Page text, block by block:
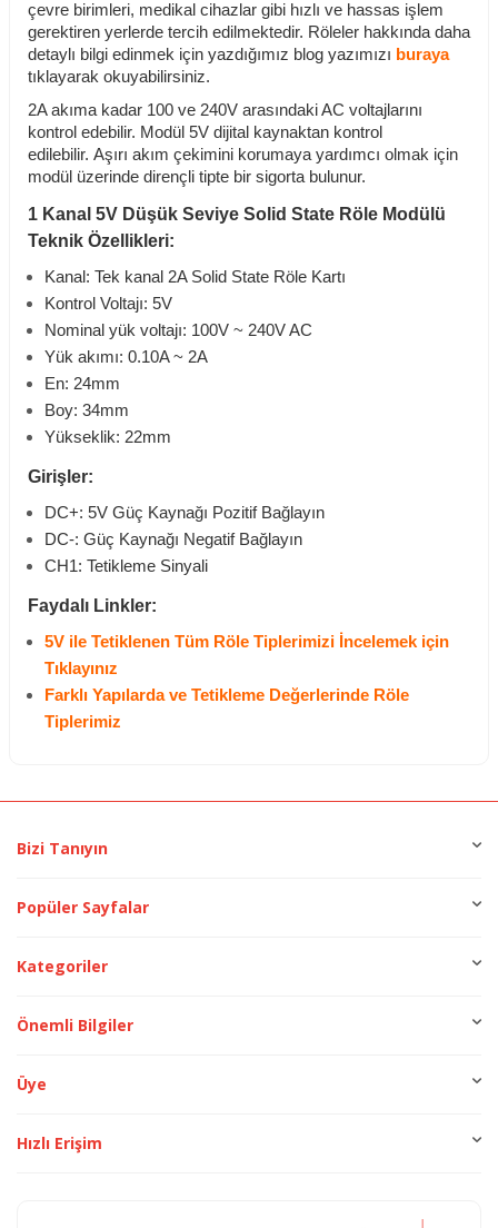
çevre birimleri, medikal cihazlar gibi hızlı ve hassas işlem
gerektiren yerlerde tercih edilmektedir. Röleler hakkında daha
detaylı bilgi edinmek için yazdığımız blog yazımızı buraya
tıklayarak okuyabilirsiniz.
2A akıma kadar 100 ve 240V arasındaki AC voltajlarını
kontrol edebilir. Modül 5V dijital kaynaktan kontrol
edilebilir. Aşırı akım çekimini korumaya yardımcı olmak için
modül üzerinde dirençli tipte bir sigorta bulunur.
1 Kanal 5V Düşük Seviye Solid State Röle Modülü
Teknik Özellikleri:
Kanal: Tek kanal 2A Solid State Röle Kartı
Kontrol Voltajı: 5V
Nominal yük voltajı: 100V ~ 240V AC
Yük akımı: 0.10A ~ 2A
En: 24mm
Boy: 34mm
Yükseklik: 22mm
Girişler:
DC+: 5V Güç Kaynağı Pozitif Bağlayın
DC-: Güç Kaynağı Negatif Bağlayın
CH1: Tetikleme Sinyali
Faydalı Linkler:
5V ile Tetiklenen Tüm Röle Tiplerimizi İncelemek için
Tıklayınız
Farklı Yapılarda ve Tetikleme Değerlerinde Röle
Tiplerimiz
Bizi Tanıyın
Popüler Sayfalar
Kategoriler
Önemli Bilgiler
Üye
Hızlı Erişim